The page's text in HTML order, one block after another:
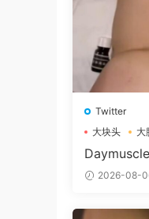
Twitter
大块头
大
Nissan98
2026-08-